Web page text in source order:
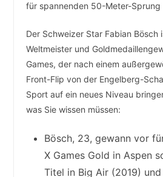
für spannenden 50-Meter-Sprung
Der Schweizer Star Fabian Bösch
Weltmeister und
Games, der nach einem
Front-Flip von der Engelberg-
Sport auf ein neues Niveau
was Sie wissen müssen:
Bösch, 23, gewann vor
X Games Gold in Aspen
Titel in Big Air (2019)